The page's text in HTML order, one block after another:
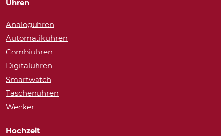
Uhren
Analoguhren
Automatikuhren
Combiuhren
Digitaluhren
Smartwatch
Taschenuhren
Wecker
Hochzeit